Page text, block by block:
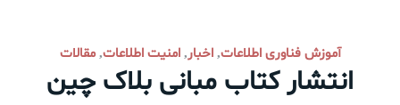
آموزش فناوری اطلاعات,اخبار,امنیت اطلاعات,مقالات
انتشار کتاب مبانی بلاک چین